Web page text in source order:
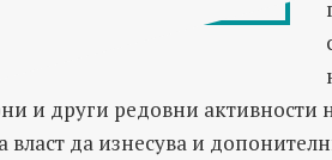
и други редовни
власт да изнесува и